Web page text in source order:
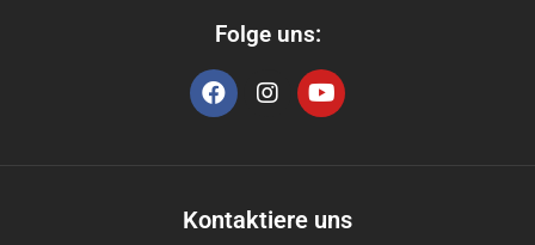
Folge uns:
Kontaktiere uns